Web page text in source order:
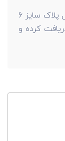
کاربران می‌توانند در سایت راندنو قیمت رول پلاک سایز 6
کرده و